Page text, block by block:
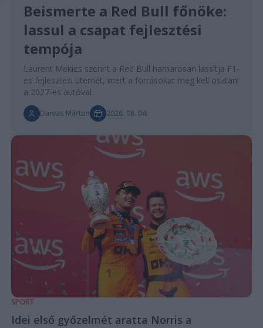
Beismerte a Red Bull főnöke:
lassul a csapat fejlesztési
tempója
Laurent Mekies szerint a Red Bull hamarosan lassítja F1-
es fejlesztési ütemét, mert a forrásokat meg kell osztani
a 2027-es autóval.
Darvas Márton 2026. 08. 04.
SPORT
Idei első győzelmét aratta Norris a